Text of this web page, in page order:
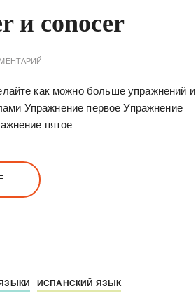
и conocer
как можно больше упражнений и
Упражнение первое Упражнение
пятое
ИСПАНСКИЙ ЯЗЫК